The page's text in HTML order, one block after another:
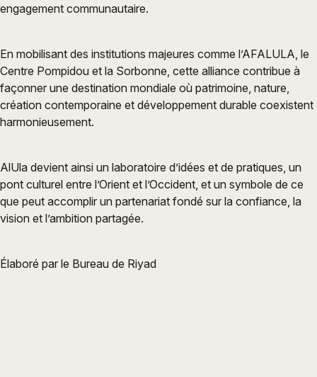
engagement communautaire.
En mobilisant des institutions majeures comme l’AFALULA, le
Centre Pompidou et la Sorbonne, cette alliance contribue à
façonner une destination mondiale où patrimoine, nature,
création contemporaine et développement durable coexistent
harmonieusement.
AlUla devient ainsi un laboratoire d’idées et de pratiques, un
pont culturel entre l’Orient et l’Occident, et un symbole de ce
que peut accomplir un partenariat fondé sur la confiance, la
vision et l’ambition partagée.
Élaboré par le Bureau de Riyad